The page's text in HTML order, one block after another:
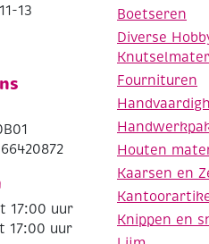
13
17:00 uur
17:00 uur
Boetseren
Diverse
Fournituren
Houten
Kaarsen en
Knippen en